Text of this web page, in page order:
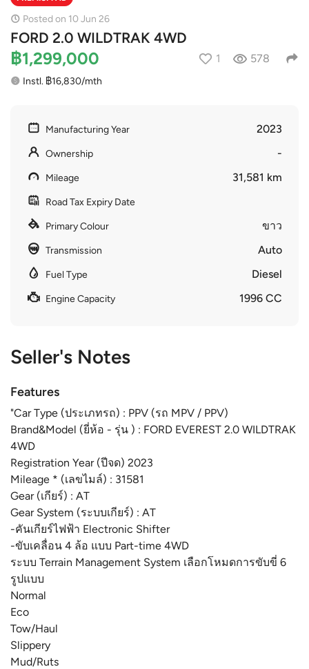
Posted on 10 Jun 26
FORD 2.0 WILDTRAK 4WD
฿1,299,000 1 578
Instl. ฿16,830/mth
Manufacturing Year 2023
Ownership -
Mileage 31,581 km
Road Tax Expiry Date
Primary Colour ขาว
Transmission Auto
Fuel Type Diesel
Engine Capacity 1996 CC
Seller's Notes
Features
"Car Type (ประเภทรถ) : PPV (รถ MPV / PPV)
Brand&Model (ยี่ห้อ - รุ่น ) : FORD EVEREST 2.0 WILDTRAK
4WD
Registration Year (ปีจด) 2023
Mileage * (เลขไมล์) : 31581
Gear (เกียร์) : AT
Gear System (ระบบเกียร์) : AT
-คันเกียร์ไฟฟ้า Electronic Shifter
-ขับเคลื่อน 4 ล้อ แบบ Part-time 4WD
ระบบ Terrain Management System เลือกโหมดการขับขี่ 6
รูปแบบ
Normal
Eco
Tow/Haul
Slippery
Mud/Ruts